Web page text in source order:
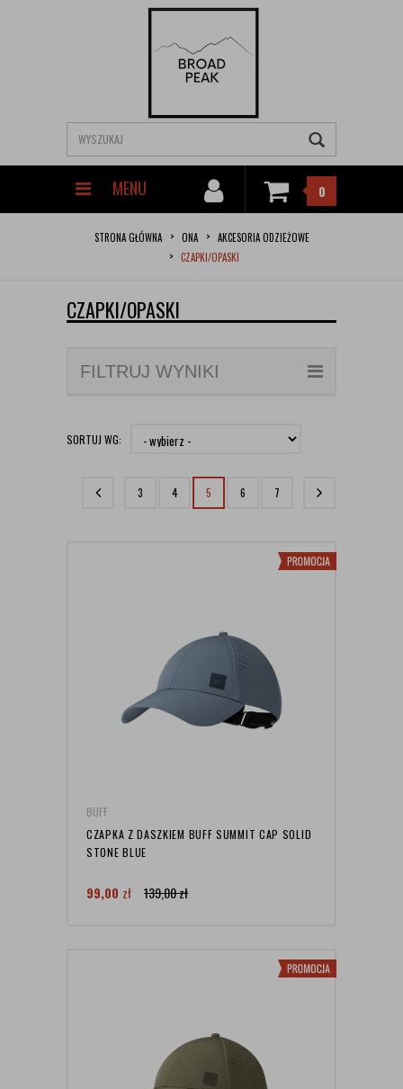
MENU 0
STRONA GŁÓWNA ONA
AKCESORIA ODZIEŻOWE
CZAPKI/OPASKI
CZAPKI/OPASKI
FILTRUJ WYNIKI
SORTUJ WG:
3 4 5 6 7
BUFF
CZAPKA Z DASZKIEM BUFF SUMMIT CAP SOLID
STONE BLUE
99,00 zł 139,00zł